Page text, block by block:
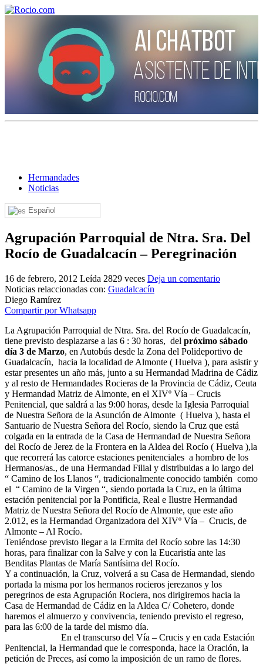
Hermandades
Noticias
Español
Agrupación Parroquial de Ntra. Sra. Del
Rocío de Guadalcacín – Peregrinación
16 de febrero, 2012 Leída 2829 veces Deja un comentario
Noticias relaccionadas con: Guadalcacín
Diego Ramírez
Compartir por Whatsapp
La Agrupación Parroquial de Ntra. Sra. del Rocío de Guadalcacín,
tiene previsto desplazarse a las 6 : 30 horas, del próximo sábado
día 3 de Marzo, en Autobús desde la Zona del Polideportivo de
Guadalcacín, hacia la localidad de Almonte ( Huelva ), para asistir y
estar presentes un año más, junto a su Hermandad Madrina de Cádiz
y al resto de Hermandades Rocieras de la Provincia de Cádiz, Ceuta
y Hermandad Matriz de Almonte, en el XIVº Vía – Crucis
Penitencial, que saldrá a las 9:00 horas, desde la Iglesia Parroquial
de Nuestra Señora de la Asunción de Almonte ( Huelva ), hasta el
Santuario de Nuestra Señora del Rocío, siendo la Cruz que está
colgada en la entrada de la Casa de Hermandad de Nuestra Señora
del Rocío de Jerez de la Frontera en la Aldea del Rocío ( Huelva ),la
que recorrerá las catorce estaciones penitenciales a hombro de los
Hermanos/as., de una Hermandad Filial y distribuidas a lo largo del
“ Camino de los Llanos “, tradicionalmente conocido también como
el “ Camino de la Virgen “, siendo portada la Cruz, en la última
estación penitencial por la Pontificia, Real e Ilustre Hermandad
Matriz de Nuestra Señora del Rocío de Almonte, que este año
2.012, es la Hermandad Organizadora del XIVº Vía – Crucis, de
Almonte – Al Rocío.
Teniéndose previsto llegar a la Ermita del Rocío sobre las 14:30
horas, para finalizar con la Salve y con la Eucaristía ante las
Benditas Plantas de María Santísima del Rocío.
Y a continuación, la Cruz, volverá a su Casa de Hermandad, siendo
portada la misma por los hermanos rocieros jerezanos y los
peregrinos de esta Agrupación Rociera, nos dirigiremos hacia la
Casa de Hermandad de Cádiz en la Aldea C/ Cohetero, donde
haremos el almuerzo y convivencia, teniendo previsto el regreso,
para las 6:00 de la tarde del mismo día.
En el transcurso del Vía – Crucis y en cada Estación
Penitencial, la Hermandad que le corresponda, hace la Oración, la
petición de Preces, así como la imposición de un ramo de flores.
Historia de la Virgen del Rocío
¿Cuándo es la romería del Rocío?
¿Cuántas hermandades participan en la romería?
¿Cuándo se construyó la primera ermita?
El traslado cada siete años
¿Cuales son los actos principales que se celebran en el
En el Rocío, ¿dónde me alojo?